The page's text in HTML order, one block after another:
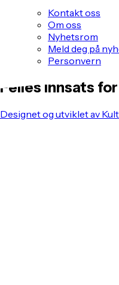
Kontakt oss
Om oss
Nyhetsrom
Meld deg på
Personvern
Felles innsats
Designet og utviklet av